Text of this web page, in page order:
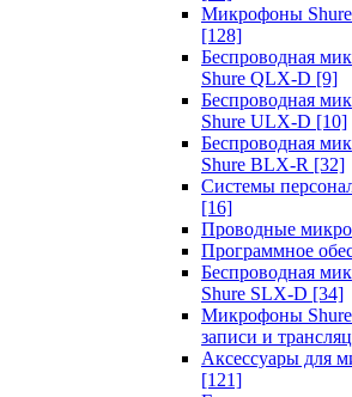
Микрофоны
[128]
Беспроводная
Shure QLX-D [9]
Беспроводная
Shure ULX-D [10]
Беспроводная
Shure BLX-R [32]
Системы
[16]
Проводные
Программное
Беспроводная
Shure SLX-D [34]
Микрофоны
записи и
Аксессуары для
[121]